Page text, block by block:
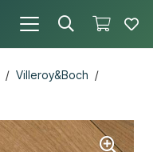
/ Villeroy&Boch /